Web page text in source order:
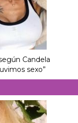
Candela
sexo”